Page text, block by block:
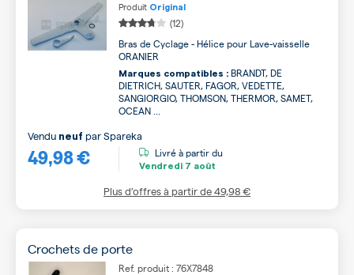
Produit Original
(12)
Bras de Cyclage - Hélice pour Lave-vaisselle
ORANIER
Marques compatibles : BRANDT, DE
DIETRICH, SAUTER, FAGOR, VEDETTE,
SANGIORGIO, THOMSON, THERMOR, SAMET,
OCEAN ...
49,98 €
Vendu neuf parSpareka
Livré à partir du
Vendredi 7 août
Plus d’offres à partir de49,98 €
Crochets de porte
Ref. produit : 76X7848